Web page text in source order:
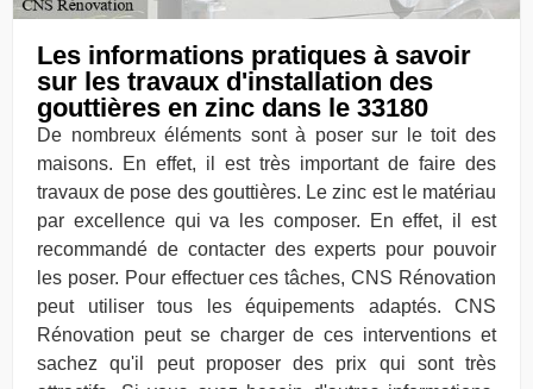
Les informations pratiques à savoir
sur les travaux d'installation des
gouttières en zinc dans le 33180
De nombreux éléments sont à poser sur le toit des
maisons. En effet, il est très important de faire des
travaux de pose des gouttières. Le zinc est le matériau
par excellence qui va les composer. En effet, il est
recommandé de contacter des experts pour pouvoir
les poser. Pour effectuer ces tâches, CNS Rénovation
peut utiliser tous les équipements adaptés. CNS
Rénovation peut se charger de ces interventions et
sachez qu'il peut proposer des prix qui sont très